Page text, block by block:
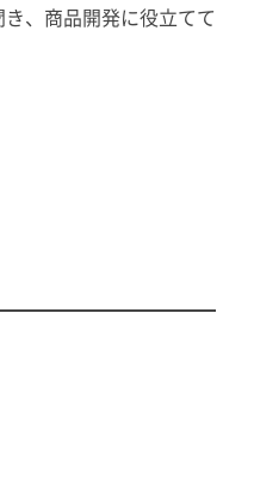
、商品開発に役立てて